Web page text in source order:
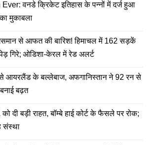
वनडे क्रिकेट इतिहास के पन्नों में दर्ज हुआ
मुकाबला
से आफत की बारिश! हिमाचल में 162 सड़कें
गिरे; ओडिशा-केरल में रेड अलर्ट
आयरलैंड के बल्लेबाज, अफगानिस्तान ने 92 रन से
बढ़त
दी बड़ी राहत, बॉम्बे हाई कोर्ट के फैसले पर रोक;
संस्था